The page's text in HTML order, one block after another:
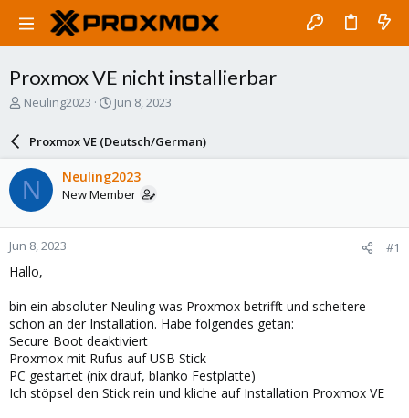
Proxmox VE nicht installierbar
T
a
d
s
t
a
r
t
e
Neuling2023
S
r
d
a
e
Jun 8, 2023
Proxmox VE (Deutsch/German)
N Neuling2023
New Member
Jun 8, 2023 #1
Hallo,
bin ein absoluter Neuling was Proxmox betrifft und scheitere
schon an der Installation. Habe folgendes getan:
Secure Boot deaktiviert
Proxmox mit Rufus auf USB Stick
PC gestartet (nix drauf, blanko Festplatte)
Ich stöpsel den Stick rein und kliche auf Installation Proxmox VE